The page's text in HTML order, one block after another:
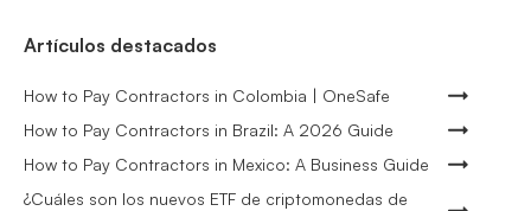
Artículos destacados
How to Pay Contractors in Colombia | OneSafe
How to Pay Contractors in Brazil: A 2026 Guide
How to Pay Contractors in Mexico: A Business Guide
¿Cuáles son los nuevos ETF de criptomonedas de